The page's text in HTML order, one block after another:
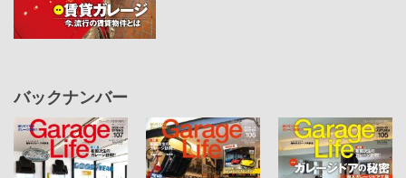
バックナンバー